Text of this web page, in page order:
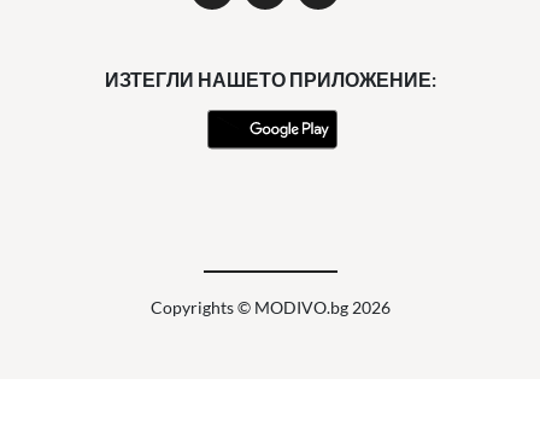
ИЗТЕГЛИ НАШЕТО ПРИЛОЖЕНИЕ:
Copyrights © MODIVO.bg 2026